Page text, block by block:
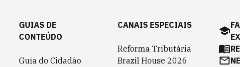
GUIAS DE
CONTEÚDO
Guia do Cidadão
CANAIS ESPECIAIS
Reforma Tributária
Brazil House 2026